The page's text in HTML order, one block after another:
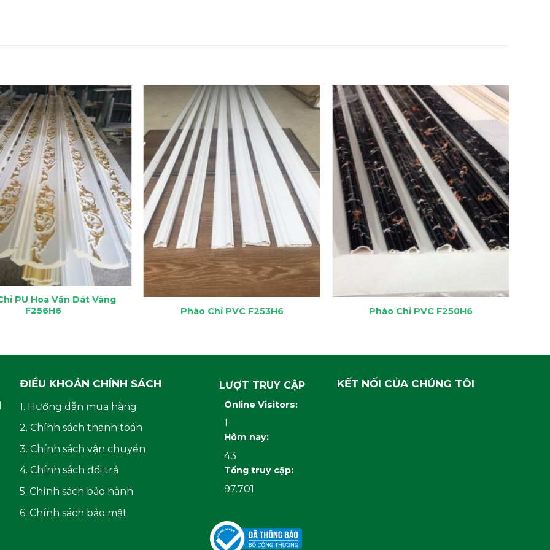
PU Hoa Văn Dát Vàng
F256H6
Phào Chỉ PVC F253H6 Phào Chỉ PVC F250H6
ĐIỀU KHOẢN CHÍNH SÁCH
1. Hướng dẫn mua hàng
2. Chính sách thanh toán
3. Chính sách vận chuyển
4. Chính sách đổi trả
5. Chính sách bảo hành
6. Chính sách bảo mật
LƯỢT TRUY CẬP
Online Visitors:
1
Hôm nay:
43
Tổng truy cập:
97.701
KẾT NỐI CỦA CHÚNG TÔI